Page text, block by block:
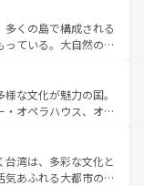
る。 なお、新
を参照してほしい。
ング、エンターテイ
だ。一方、アメリカ
キャニオンやイエロー
食が融合した独特の
域で異なる魅力を楽
を感じることができ
しい。
くの島で構成される
ている。大自然の神
光地といえばオアフ
イ島やカウアイ島が
海をはじめ、豊かな
えてくれるハワイの
ワイアンミュージッ
がハワイの魅力を彩
な文化が魅力の国。
オペラハウス、オー
ルル（エアーズロッ
アンズの熱帯雨林な
ェやワイン、オージ
湾は、多彩な文化と
あふれる大都市の台